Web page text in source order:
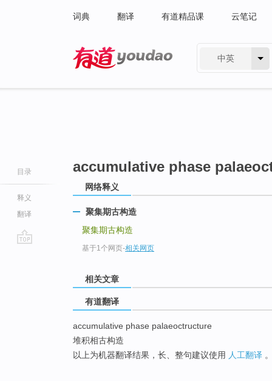
词典 翻译 有道精品课 云笔记
中英
目录
释义
翻译
accumulative phase
网络释义
聚集期古构造
聚集期古构造
基于1个网页-相关网页
相关文章
有道翻译
accumulative phase palaeoctructure
堆积相古构造
以上为机器翻译结果，长、整句建议使用 人工翻译